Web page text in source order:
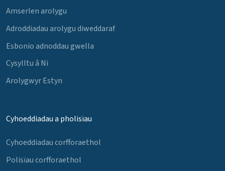
Amserlen arolygu
Adroddiadau arolygu diweddaraf
Esbonio adnoddau gwella
Cysylltu â Ni
Arolygwyr Estyn
Cyhoeddiadau a pholisïau
Cyhoeddiadau corfforaethol
Polisïau corfforaethol